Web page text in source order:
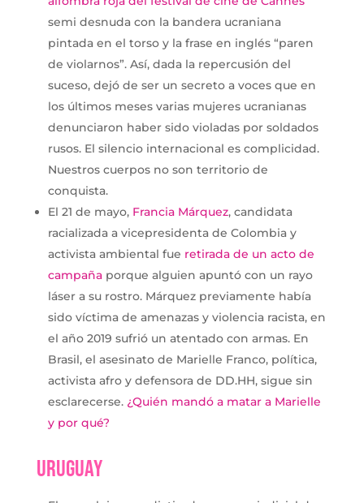
semi desnuda con la bandera ucraniana
pintada en el torso y la frase en inglés “paren
de violarnos”. Así, dada la repercusión del
suceso, dejó de ser un secreto a voces que en
los últimos meses varias mujeres ucranianas
denunciaron haber sido violadas por soldados
rusos. El silencio internacional es complicidad.
Nuestros cuerpos no son territorio de
conquista.
El 21 de mayo, Francia Márquez, candidata
racializada a vicepresidenta de Colombia y
activista ambiental fue retirada de un acto de
campañaporque alguien apuntó con un rayo
láser a su rostro. Márquez previamente había
sido víctima de amenazas y violencia racista, en
el año 2019 sufrió un atentado con armas. En
Brasil, el asesinato de Marielle Franco, política,
activista afro y defensora de DD.HH, sigue sin
esclarecerse. ¿Quién mandó a matar a Marielle
y por qué?
Uruguay